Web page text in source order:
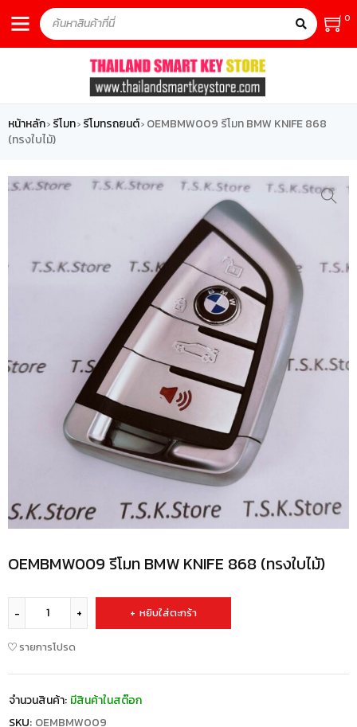
0
หน้าหลัก› รีโมท› รีโมทรถยนต์› OEMBMW009 รีโมท BMW KNIFE 868
(ทรงใบไม้)
OEMBMW009 รีโมท BMW KNIFE 868 (ทรงใบไม้)
หยิบใส่ตะกร้า
รายการโปรด
จำนวนสินค้า: มีสินค้าในสต๊อก
SKU: OEMBMW009